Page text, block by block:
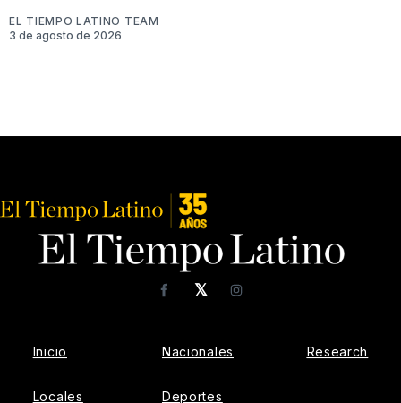
EL TIEMPO LATINO TEAM
3 de agosto de 2026
𝕏
FacebookInstagram
Inicio
Locales
Nacionales
Deportes
Research